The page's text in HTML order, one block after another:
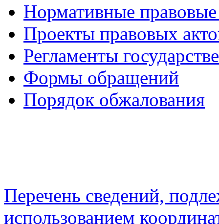
Нормативные
Проекты правовых
Регламенты
Формы обращений
Порядок обжалования
Перечень сведений,
использованием